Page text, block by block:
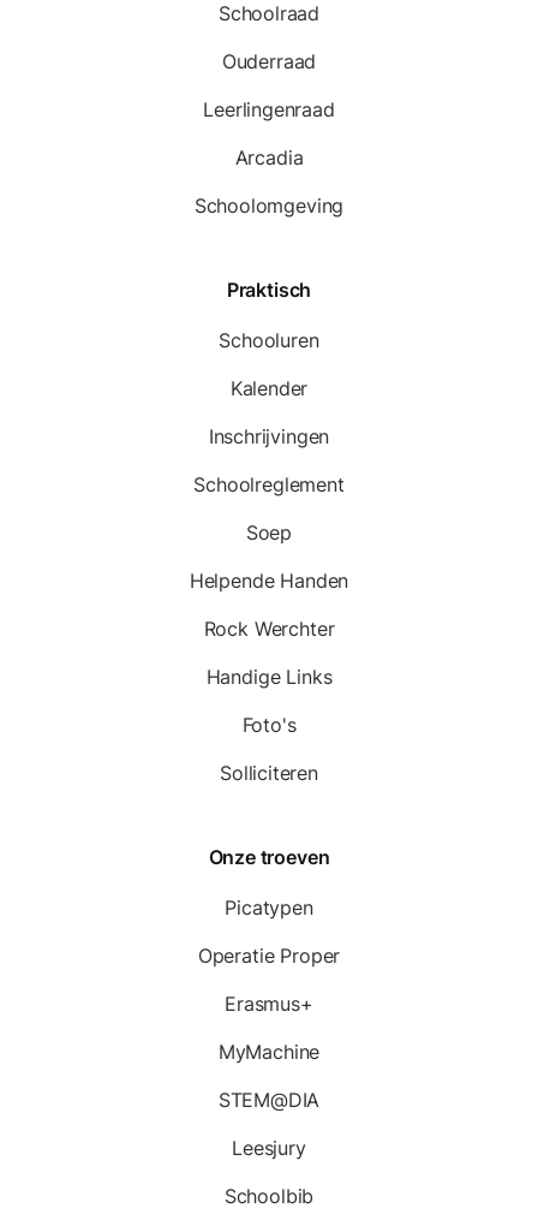
Schoolraad
Ouderraad
Leerlingenraad
Arcadia
Schoolomgeving
Praktisch
Schooluren
Kalender
Inschrijvingen
Schoolreglement
Soep
Helpende Handen
Rock Werchter
Handige Links
Foto's
Solliciteren
Onze troeven
Picatypen
Operatie Proper
Erasmus+
MyMachine
STEM@DIA
Leesjury
Schoolbib